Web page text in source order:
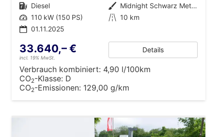
Kraftstoff Diesel Außenfarbe
Midnight Schwarz Metallic
Leistung 110 kW (150 PS) Kilometerstand 10 km
01.11.2025
33.640,– €
incl. 19% MwSt.
Details
Verbrauch kombiniert: 4,90 l/100km
CO2-Klasse: D
CO2-Emissionen: 129,00 g/km